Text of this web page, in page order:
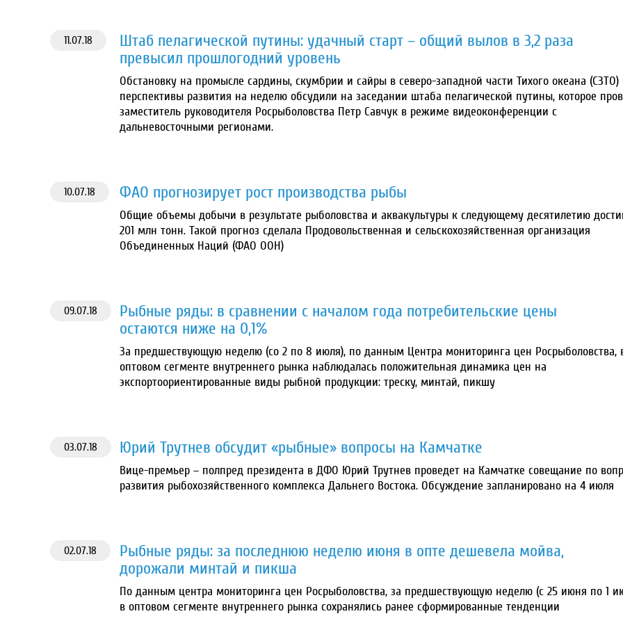
11.07.18
Штаб пелагической путины: удачный старт – общий вылов в 3,2 раза
превысил прошлогодний уровень
Обстановку на промысле сардины, скумбрии и сайры в северо-западной части Тихого океана (СЗТО)
перспективы развития на неделю обсудили на заседании штаба пелагической путины, которое
заместитель руководителя Росрыболовства Петр Савчук в режиме видеоконференции с
дальневосточными регионами.
10.07.18 ФАО прогнозирует рост производства рыбы
Общие объемы добычи в результате рыболовства и аквакультуры к следующему десятилетию
201 млн тонн. Такой прогноз сделала Продовольственная и сельскохозяйственная организация
Объединенных Наций (ФАО ООН)
09.07.18
Рыбные ряды: в сравнении с началом года потребительские цены
остаются ниже на 0,1%
За предшествующую неделю (со 2 по 8 июля), по данным Центра мониторинга цен Росрыболовства,
оптовом сегменте внутреннего рынка наблюдалась положительная динамика цен на
экспортоориентированные виды рыбной продукции: треску, минтай, пикшу
03.07.18 Юрий Трутнев обсудит «рыбные» вопросы на Камчатке
Вице-премьер – полпред президента в ДФО Юрий Трутнев проведет на Камчатке совещание по
развития рыбохозяйственного комплекса Дальнего Востока. Обсуждение запланировано на 4 июля
02.07.18
Рыбные ряды: за последнюю неделю июня в опте дешевела мойва,
дорожали минтай и пикша
По данным центра мониторинга цен Росрыболовства, за предшествующую неделю (с 25 июня по 1
в оптовом сегменте внутреннего рынка сохранялись ранее сформированные тенденции